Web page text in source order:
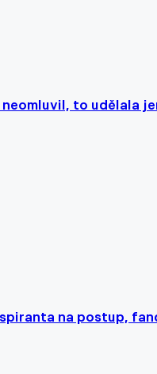
to udělala
na postup,